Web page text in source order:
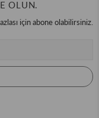
OLUN.
için abone olabilirsiniz.